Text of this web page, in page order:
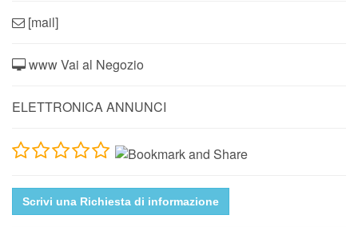
[mail]
www Vai al Negozio
ELETTRONICA ANNUNCI
Scrivi una Richiesta di informazione